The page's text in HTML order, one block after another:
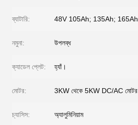
ব্যাটারি: 48V 105Ah; 135Ah; 165Ah
নমুনা: উপলব্ধ
ক্যাডেল প্লেট: হ্যাঁ।
মোটর: 3KW থেকে 5KW DC/AC মোটর
চ্যাসিস: অ্যালুমিনিয়াম